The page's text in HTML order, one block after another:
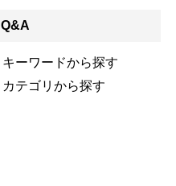
Q&A
キーワードから探す
カテゴリから探す